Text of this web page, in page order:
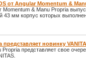
от Angular Momentum &
& Manu Propria
43 мм корпус которых
новинку
представляет свое